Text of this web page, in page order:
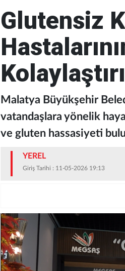
Glutensiz
Malatya Büyükşehir
vatandaşlara yönelik
ve gluten hassasiyeti
YEREL
Giriş Tarihi : 11-05-2026 19:13